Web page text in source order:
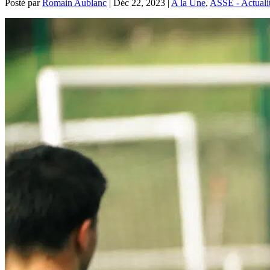
Posté par Romain Aublanc Déc 22, 2023 A la Une, ASSE -